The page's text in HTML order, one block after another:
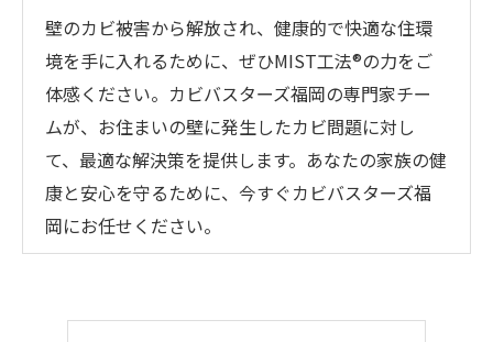
壁のカビ被害から解放され、健康的で快適な住環
境を手に入れるために、ぜひMIST工法®の力をご
体感ください。カビバスターズ福岡の専門家チー
ムが、お住まいの壁に発生したカビ問題に対し
て、最適な解決策を提供します。あなたの家族の健
康と安心を守るために、今すぐカビバスターズ福
岡にお任せください。